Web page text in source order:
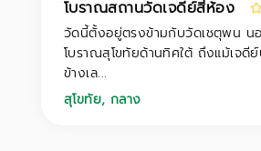
โบราณสถานวัดเจดีย์สี่ห้อง
วัดนี้ตั้งอยู่ตรงข้ามกับวัดเชตุพน น
โบราณสุโขทัยด้านทิศใต้ ถึงแม้เจดีย์
ข้างเล...
สุโขทัย, กลาง